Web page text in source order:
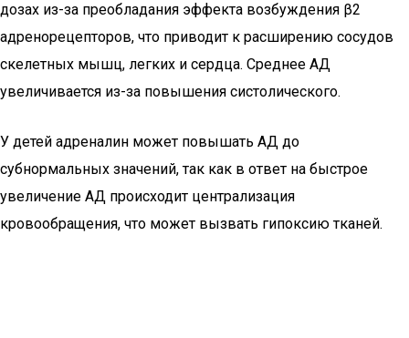
дозах из-за преобладания эффекта возбуждения β2
адренорецепторов, что приводит к расширению сосудов
скелетных мышц, легких и сердца. Среднее АД
увеличивается из-за повышения систолического.
У детей адреналин может повышать АД до
субнормальных значений, так как в ответ на быстрое
увеличение АД происходит централизация
кровообращения, что может вызвать гипоксию тканей.